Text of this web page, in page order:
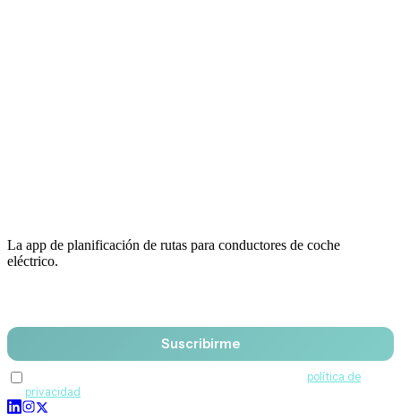
La app de planificación de rutas para conductores de coche
eléctrico.
Suscribirme
política de
privacidad